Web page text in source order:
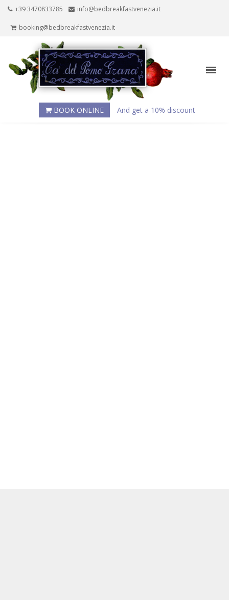
+39 3470833785 info@bedbreakfastvenezia.it
booking@bedbreakfastvenezia.it
BOOK ONLINE And get a 10% discount